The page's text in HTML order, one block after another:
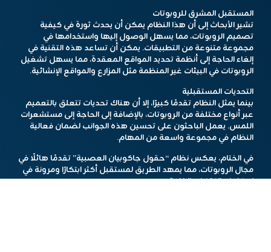
المستقبل المشرق للروبوتات
تشير الأبحاث إلى أن هذا النظام يمكن أن يحدث ثورة في كيفية
تصميم الروبوتات، مما يسهل الوصول إليها واستخدامها في
مجموعة متنوعة من التطبيقات. يمكن أن تساعد هذه التقنية في
إلغاء الحاجة إلى أنظمة تحديد المواقع المعقدة، مما يسهل تشغيل
الروبوتات في البيئات غير المنظمة مثل المزارع والمواقع الإنشائية.
التحديات المستقبلية
بينما يمثل النظام تقدمًا كبيرًا، إلا أن هناك تحديات تتعلق بالتعميم
عبر أنواع مختلفة من الروبوتات، بالإضافة إلى الحاجة إلى مستشعرات
اللمس. يعمل الباحثون على تحسين هذه الجوانب لضمان فعالية
النظام في مجموعة واسعة من المهام.
في الختام، يعكس نظام “حقول جاكوبيان العصبية” تقدمًا هائلًا في
مجال الروبوتات، مما يمهد الطريق لمستقبل أكثر ابتكارًا ومرونة في
استخدام التقنيات الذكية.